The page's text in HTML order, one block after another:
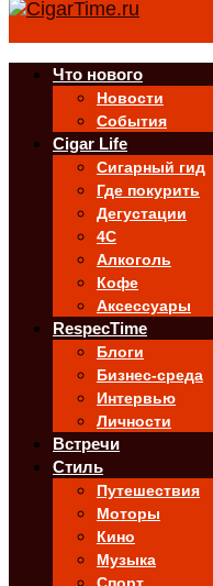
Что нового
Новости
События
Cigar Life
Сигарный гид
Где покурить
Дегустации
4C
Алкоголь
Кофе
Аксессуары
RespecTime
Блоги
Бизнес-среда
Интервью
Личности
Встречи
Стиль
Путешествия
Моторы
Кино
Музыка